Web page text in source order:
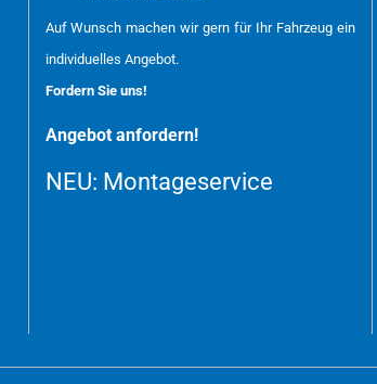
Auf Wunsch machen wir gern für Ihr Fahrzeug ein
individuelles Angebot.
Fordern Sie uns!
Angebot anfordern!
NEU: Montageservice